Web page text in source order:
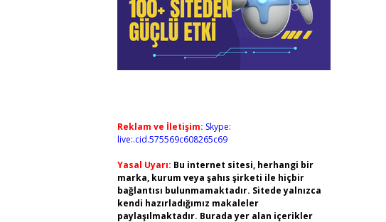
Reklam ve İletişim: Skype:
live:.cid.575569c608265c69
Yasal Uyarı: Bu internet sitesi, herhangi bir
marka, kurum veya şahıs şirketi ile hiçbir
bağlantısı bulunmamaktadır. Sitede yalnızca
kendi hazırladığımız makaleler
paylaşılmaktadır. Burada yer alan içerikler